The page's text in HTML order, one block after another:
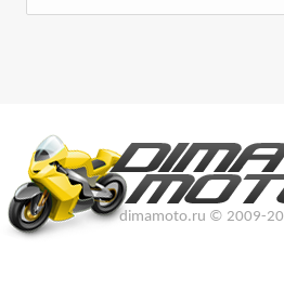
dimamoto.ru © 2009-